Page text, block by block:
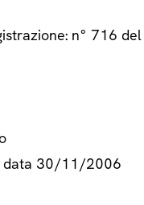
n° 716
data 30/11/2006